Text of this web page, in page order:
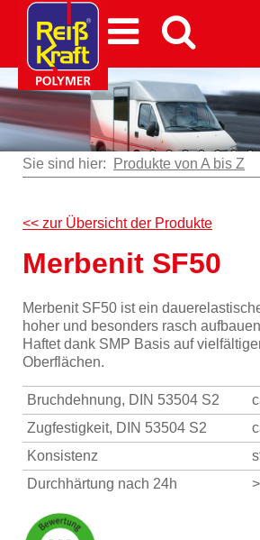
Sie sind hier: Produkte von A bis Z
<< zur Übersicht der Produkte
Merbenit SF50
Merbenit SF50 ist ein
hoher und besonders rasch
Haftet dank SMP Basis auf
Oberflächen.
Bruchdehnung, DIN 53504 S2
Zugfestigkeit, DIN 53504 S2
Konsistenz
Durchhärtung nach 24h